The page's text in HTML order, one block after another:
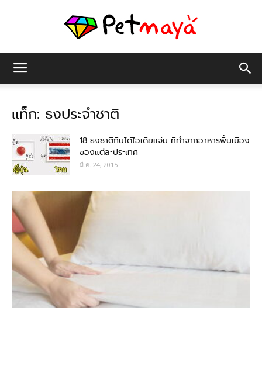
แท็ก: ธงประจำชาติ
18 ธงชาติกินได้ไอเดียแจ่ม ที่ทำจากอาหารพื้นเมือง
ของแต่ละประเทศ
มี.ค. 24, 2015